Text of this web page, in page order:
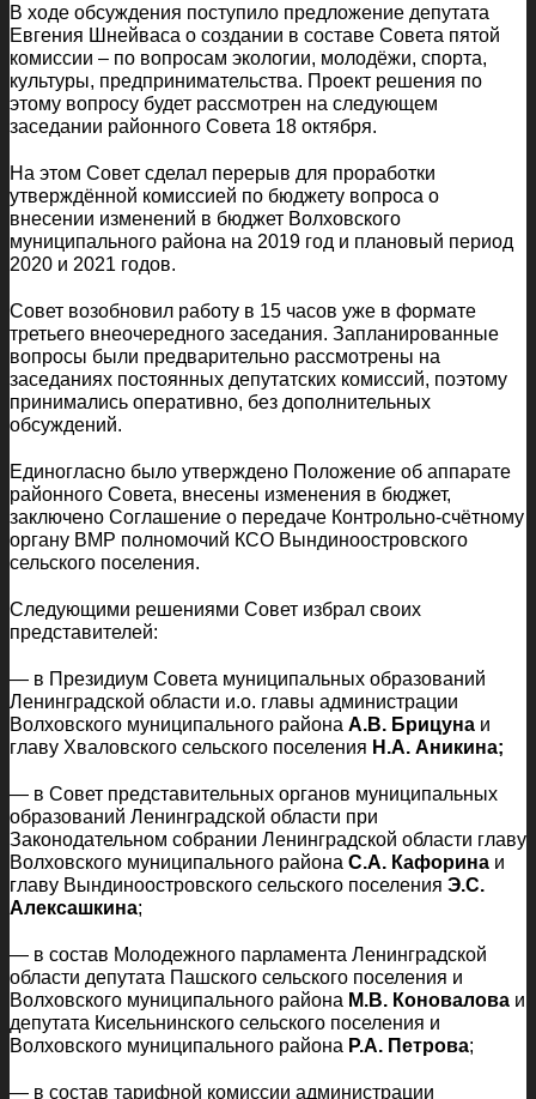
В ходе обсуждения поступило предложение депутата
Евгения Шнейваса о создании в составе Совета пятой
комиссии – по вопросам экологии, молодёжи, спорта,
культуры, предпринимательства. Проект решения по
этому вопросу будет рассмотрен на следующем
заседании районного Совета 18 октября.
На этом Совет сделал перерыв для проработки
утверждённой комиссией по бюджету вопроса о
внесении изменений в бюджет Волховского
муниципального района на 2019 год и плановый период
2020 и 2021 годов.
Совет возобновил работу в 15 часов уже в формате
третьего внеочередного заседания. Запланированные
вопросы были предварительно рассмотрены на
заседаниях постоянных депутатских комиссий, поэтому
принимались оперативно, без дополнительных
обсуждений.
Единогласно было утверждено Положение об аппарате
районного Совета, внесены изменения в бюджет,
заключено Соглашение о передаче Контрольно-счётному
органу ВМР полномочий КСО Вындиноостровского
сельского поселения.
Следующими решениями Совет избрал своих
представителей:
— в Президиум Совета муниципальных образований
Ленинградской области и.о. главы администрации
Волховского муниципального района А.В. Брицуна и
главу Хваловского сельского поселения Н.А. Аникина;
— в Совет представительных органов муниципальных
образований Ленинградской области при
Законодательном собрании Ленинградской области главу
Волховского муниципального района С.А. Кафорина и
главу Вындиноостровского сельского поселения Э.С.
Алексашкина;
— в состав Молодежного парламента Ленинградской
области депутата Пашского сельского поселения и
Волховского муниципального района М.В. Коновалова и
депутата Кисельнинского сельского поселения и
Волховского муниципального района Р.А. Петрова;
— в состав тарифной комиссии администрации